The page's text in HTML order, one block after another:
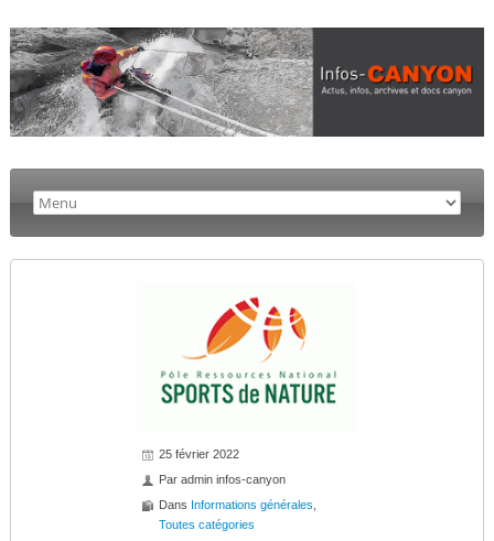
25 février 2022
Par admin infos-canyon
Dans Informations générales
Toutes catégories